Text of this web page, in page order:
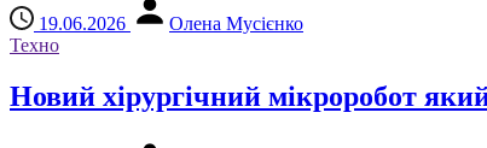
19.06.2026
Олена Мусієнко
Техно
Новий хірургічний мікроробот